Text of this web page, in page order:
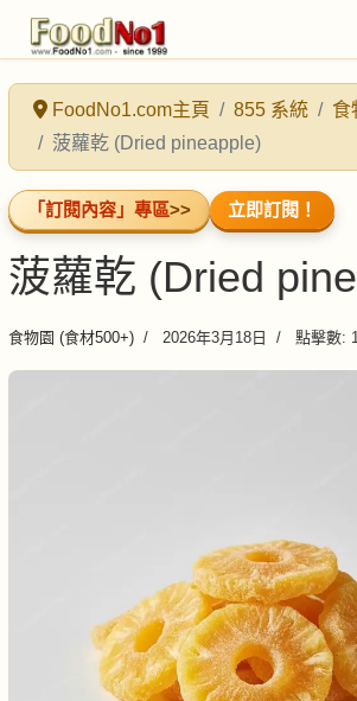
FoodNo1.com主頁 855 系統
食
菠蘿乾 (Dried pineapple)
「訂閱內容」專區>> 立即訂閱！
菠蘿乾 (Dried
食物園 (食材500+) 2026年3月18日 點擊數: